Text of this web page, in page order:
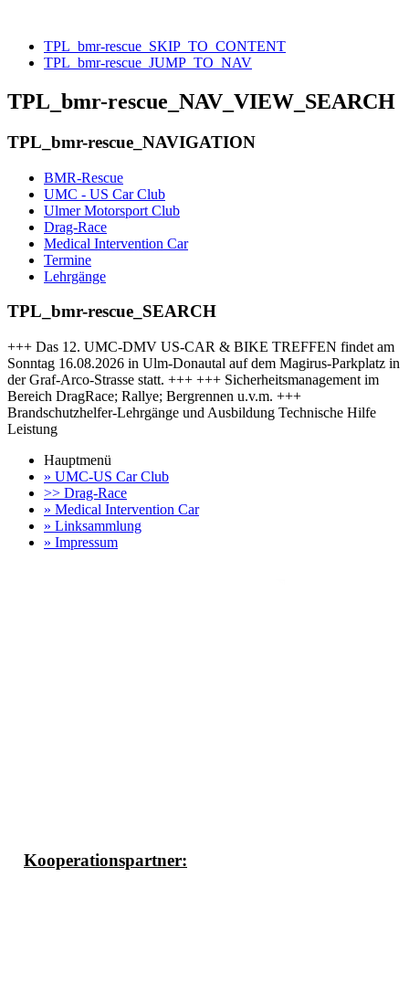
TPL_bmr-rescue_SKIP_TO_CONTENT
TPL_bmr-rescue_JUMP_TO_NAV
TPL_bmr-rescue_NAV_VIEW_SEARCH
TPL_bmr-rescue_NAVIGATION
BMR-Rescue
UMC - US Car Club
Ulmer Motorsport Club
Drag-Race
Medical Intervention Car
Termine
Lehrgänge
TPL_bmr-rescue_SEARCH
+++ Das 12. UMC-DMV US-CAR & BIKE TREFFEN findet am
Sonntag 16.08.2026 in Ulm-Donautal auf dem Magirus-Parkplatz in
der Graf-Arco-Strasse statt. +++ +++ Sicherheitsmanagement im
Bereich DragRace; Rallye; Bergrennen u.v.m. +++
Brandschutzhelfer-Lehrgänge und Ausbildung Technische Hilfe
Leistung
Hauptmenü
» UMC-US Car Club
>> Drag-Race
» Medical Intervention Car
» Linksammlung
» Impressum
Kooperationspartner: